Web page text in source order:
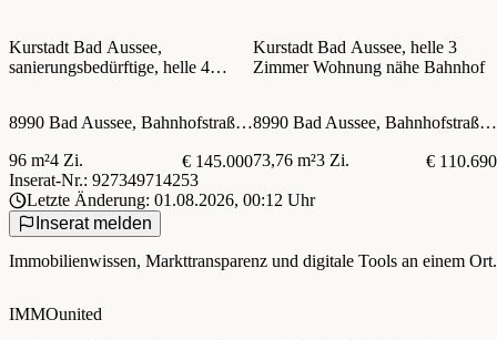
Kurstadt Bad Aussee,
sanierungsbedürftige, helle 4
8990 Bad Aussee, Bahnhofstraße 120
96 m²4 Zi. € 145.000
Kurstadt Bad Aussee, helle 3
Zimmer Wohnung nähe Bahnhof
8990 Bad Aussee, Bahnhofstraße 120
73,76 m²3 Zi.
€ 110.690
Inserat-Nr.: 927349714253
Letzte Änderung: 01.08.2026, 00:12 Uhr
Inserat melden
Immobilienwissen, Markttransparenz und digitale Tools an einem Ort.
IMMOunited